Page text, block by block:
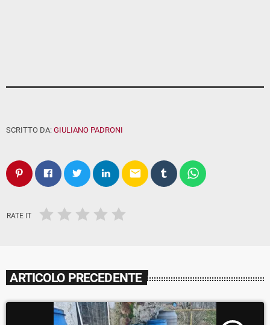
SCRITTO DA: GIULIANO PADRONI
email
RATE IT
ARTICOLO PRECEDENTE